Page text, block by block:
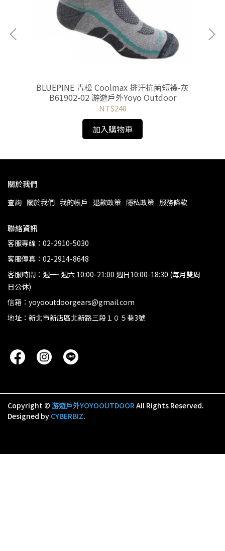
BLUEPINE 青松 Coolmax 排汗抗菌短襪-灰
B61902-02 游遊戶外Yoyo Outdoor
NT$240
加入購物車
關於我們
查詢 關於我們 我的帳戶 退款政策 隱私政策 服務條款
聯絡資訊
客服專線：02-2910-5030
客服傳真：02-2914-8648
客服時間：週一~週六 10:00-21:00 週日10:00-18:30 (每月雙周
日公休)
信箱：yoyooutdoorgears@gmail.com
地址：新北市新店區北新路三段１０５巷3號
Copyright © 游遊戶外YOYOOUTDOORAll Rights Reserved.
Designed by CYBERBIZ.